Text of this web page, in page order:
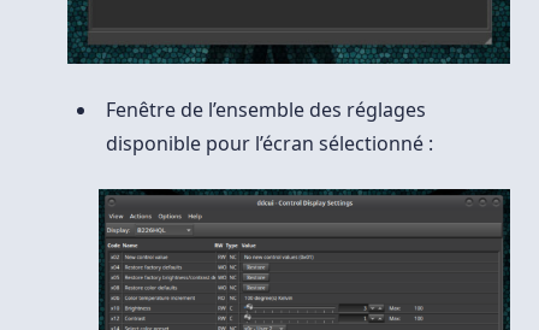
Fenêtre de l’ensemble des réglages
disponible pour l’écran sélectionné :